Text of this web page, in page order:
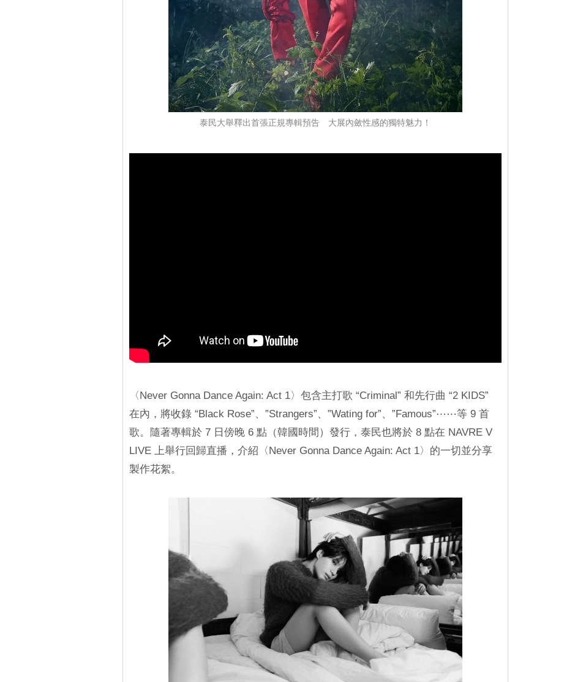
泰民大舉釋出首張正規專輯預告 大展內斂性感的獨特魅力！
〈Never Gonna Dance Again: Act 1〉包含主打歌 “Criminal” 和先行曲 “2 KIDS”
在內，將收錄 “Black Rose”、”Strangers”、”Wating for”、”Famous”⋯⋯等 9 首
歌。隨著專輯於 7 日傍晚 6 點（韓國時間）發行，泰民也將於 8 點在 NAVRE V
LIVE 上舉行回歸直播，介紹〈Never Gonna Dance Again: Act 1〉的一切並分享
製作花絮。